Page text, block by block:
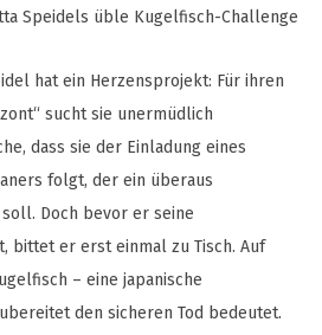
Speidels üble Kugelfisch-Challenge
hat ein Herzensprojekt: Für ihren
sucht sie unermüdlich
dass sie der Einladung eines
folgt, der ein überaus
Doch bevor er seine
bittet er erst einmal zu Tisch. Auf
– eine japanische
den sicheren Tod bedeutet.